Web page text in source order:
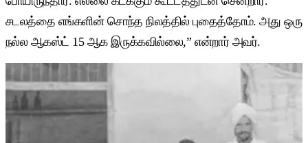
சடலத்தை எங்களின் சொந்த நிலத்தில் புதைத்தோம். அது ஒரு
நல்ல ஆகஸ்ட் 15 ஆக இருக்கவில்லை,” என்றார் அவர்.